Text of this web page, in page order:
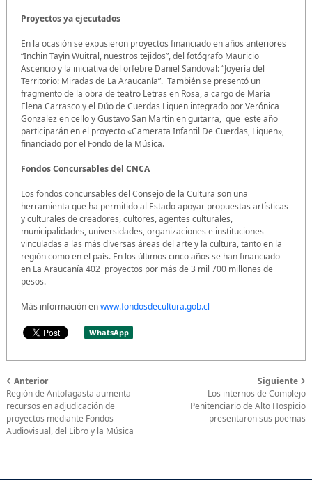
Proyectos ya ejecutados
En la ocasión se expusieron proyectos financiado en años anteriores
“Inchin Tayin Wuitral, nuestros tejidos”, del fotógrafo Mauricio
Ascencio y la iniciativa del orfebre Daniel Sandoval: “Joyería del
Territorio: Miradas de La Araucanía”. También se presentó un
fragmento de la obra de teatro Letras en Rosa, a cargo de María
Elena Carrasco y el Dúo de Cuerdas Liquen integrado por Verónica
Gonzalez en cello y Gustavo San Martín en guitarra, que este año
participarán en el proyecto «Camerata Infantil De Cuerdas, Liquen»,
financiado por el Fondo de la Música.
Fondos Concursables del CNCA
Los fondos concursables del Consejo de la Cultura son una
herramienta que ha permitido al Estado apoyar propuestas artísticas
y culturales de creadores, cultores, agentes culturales,
municipalidades, universidades, organizaciones e instituciones
vinculadas a las más diversas áreas del arte y la cultura, tanto en la
región como en el país. En los últimos cinco años se han financiado
en La Araucanía 402 proyectos por más de 3 mil 700 millones de
pesos.
Más información enwww.fondosdecultura.gob.cl
WhatsApp
Anterior
Región de Antofagasta aumenta
recursos en adjudicación de
proyectos mediante Fondos
Audiovisual, del Libro y la Música
Siguiente
Los internos de Complejo
Penitenciario de Alto Hospicio
presentaron sus poemas